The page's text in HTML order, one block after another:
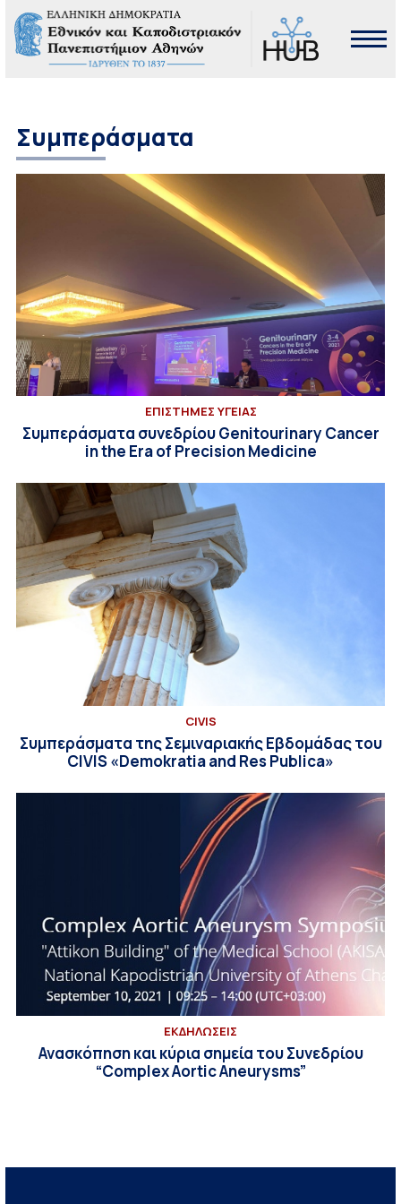
Συμπεράσματα
ΕΠΙΣΤΗΜΕΣ ΥΓΕΙΑΣ
Συμπεράσματα συνεδρίου Genitourinary Cancer
in the Era of Precision Medicine
CIVIS
Συμπεράσματα της Σεμιναριακής Εβδομάδας του
CIVIS «Demokratia and Res Publica»
ΕΚΔΗΛΩΣΕΙΣ
Ανασκόπηση και κύρια σημεία του Συνεδρίου
“Complex Aortic Aneurysms”